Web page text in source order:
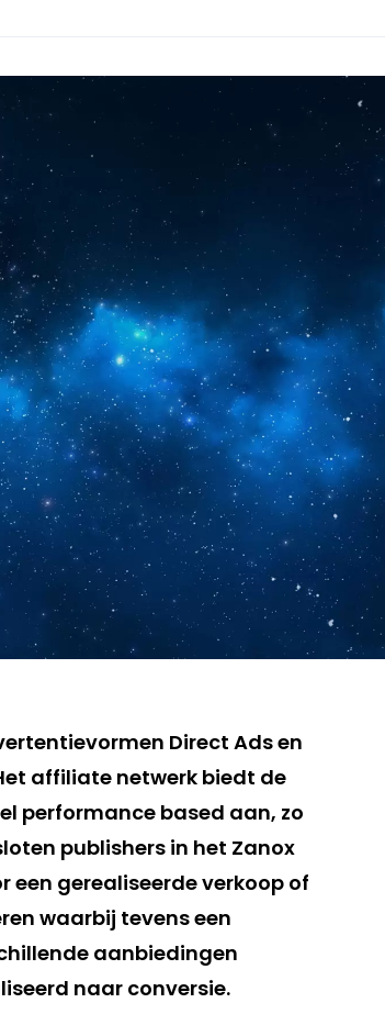
Direct Ads en
affiliate netwerk biedt de
performance based aan, zo
publishers in het Zanox
een gerealiseerde verkoop of
waarbij tevens een
aanbiedingen
naar conversie.